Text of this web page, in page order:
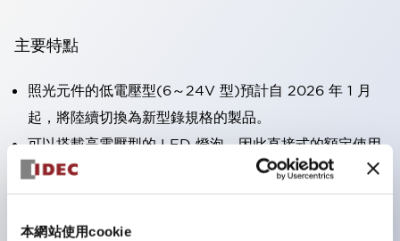
本網站使用cookie
主要特點
照光元件的低電壓型(6～24V 型)預計自 2026 年 1 月
起，將陸續切換為新型錄規格的製品。
可以搭載高電壓型的 LED 燈泡，因此直接式的額定使用
電壓最高可支援至 240V。
大幅減少使用R形壓接端子的配線工時。（不包含指示燈
的直接式）